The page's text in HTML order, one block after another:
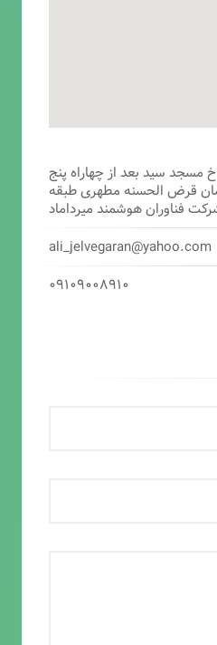
مسجد سید بعد از چهاراه پنج
قرض الحسنه مطهری طبقه
فناوران هوشمند میرداماد
ali_jelvegaran@yahoo.com
۰۹۱۰۹۰۰۸۹۱۰